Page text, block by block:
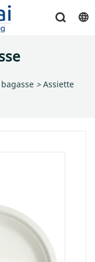
> Assiette